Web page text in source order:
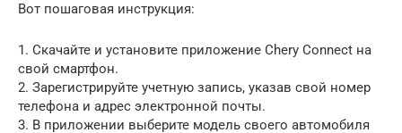
Вот пошаговая инструкция:
1. Скачайте и установите приложение Chery Connect на
свой смартфон.
2. Зарегистрируйте учетную запись, указав свой номер
телефона и адрес электронной почты.
3. В приложении выберите модель своего автомобиля